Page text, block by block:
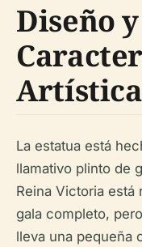
Diseño y
La estatua está
llamativo plinto de
Reina Victoria está
gala completo,
lleva una pequeña